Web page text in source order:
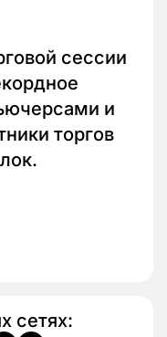
сессии
и
торгов
сетях: